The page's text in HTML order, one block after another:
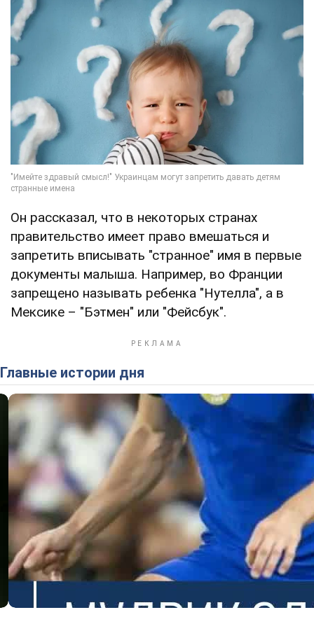
Он рассказал, что в некоторых странах
правительство имеет право вмешаться и
запретить вписывать "странное" имя в первые
документы малыша. Например, во Франции
запрещено называть ребенка "Нутелла", а в
Мексике – "Бэтмен" или "Фейсбук".
Главные истории дня